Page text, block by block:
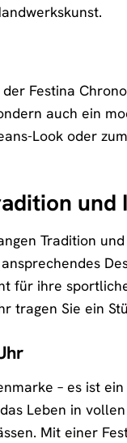
Festina
auch ein
Look oder
und
Tradition
für ihre
tragen Sie ein
– es ist
Leben in
Mit einer